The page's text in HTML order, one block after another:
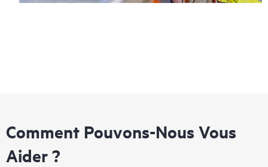
Comment Pouvons-Nous Vous
Aider ?